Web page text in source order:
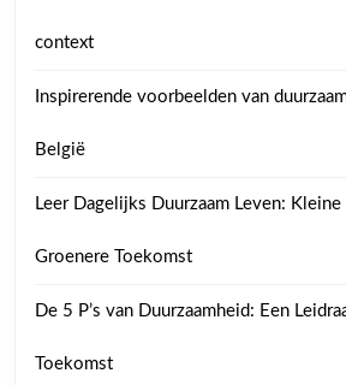
context
Inspirerende voorbeelden van
België
Leer Dagelijks Duurzaam Leven:
Groenere Toekomst
De 5 P’s van Duurzaamheid: Een
Toekomst